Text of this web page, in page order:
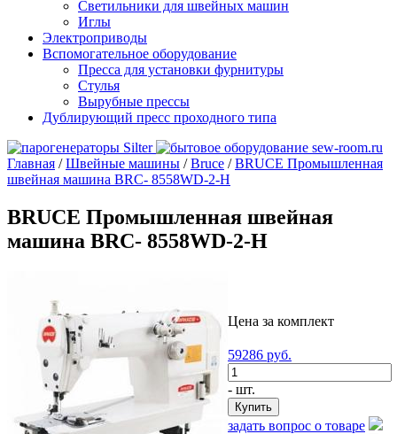
Светильники для швейных машин
Иглы
Электроприводы
Вспомогательное оборудование
Пресса для установки фурнитуры
Стулья
Вырубные прессы
Дублирующий пресс проходного типа
Главная /Швейные машины /Bruce /BRUCE Промышленная
швейная машина BRC- 8558WD-2-H
BRUCE Промышленная швейная
машина BRC- 8558WD-2-H
Цена за комплект
59286 руб.
- шт.
задать вопрос о товаре